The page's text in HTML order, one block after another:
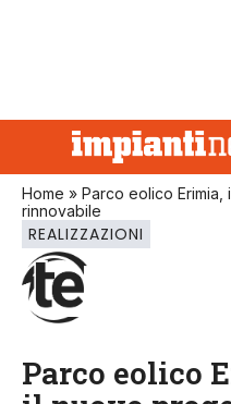
Home » Parco eolico
rinnovabile
REALIZZAZIONI
Parco eolico